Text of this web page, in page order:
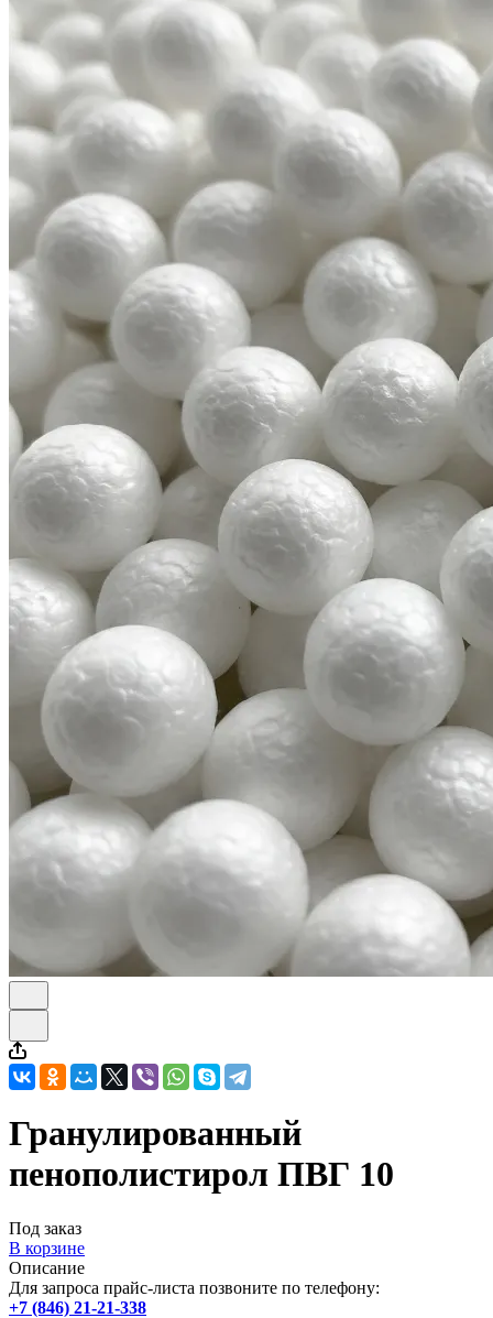
Гранулированный
пенополистирол ПВГ 10
Под заказ
В корзине
Описание
Для запроса прайс-листа позвоните по телефону:
+7 (846) 21-21-338